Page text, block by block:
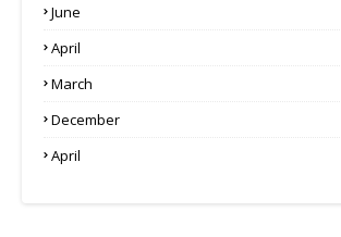
June
April
March
December
April